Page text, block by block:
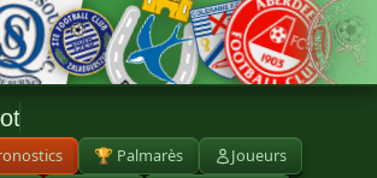
🏆 Palmarès
Joueurs